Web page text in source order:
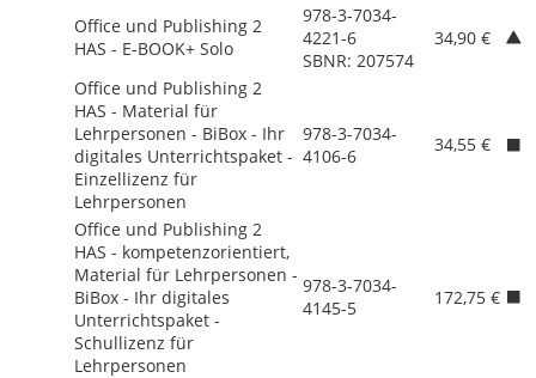
Office und Publishing 2
HAS - E-BOOK+ Solo
978-3-7034-
4221-6
SBNR: 207574
34,90 €
Office und Publishing 2
HAS - Material für
Lehrpersonen - BiBox - Ihr
digitales Unterrichtspaket -
Einzellizenz für
Lehrpersonen
978-3-7034-
4106-6
34,55 €
Office und Publishing 2
HAS - kompetenzorientiert,
Material für Lehrpersonen -
BiBox - Ihr digitales
Unterrichtspaket -
Schullizenz für
Lehrpersonen
978-3-7034-
4145-5
172,75 €